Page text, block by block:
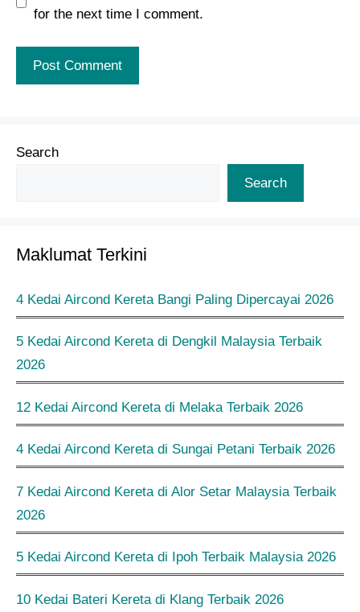
for the next time I comment.
Search
Search
Maklumat Terkini
4 Kedai Aircond Kereta Bangi Paling Dipercayai 2026
5 Kedai Aircond Kereta di Dengkil Malaysia Terbaik
2026
12 Kedai Aircond Kereta di Melaka Terbaik 2026
4 Kedai Aircond Kereta di Sungai Petani Terbaik 2026
7 Kedai Aircond Kereta di Alor Setar Malaysia Terbaik
2026
5 Kedai Aircond Kereta di Ipoh Terbaik Malaysia 2026
10 Kedai Bateri Kereta di Klang Terbaik 2026